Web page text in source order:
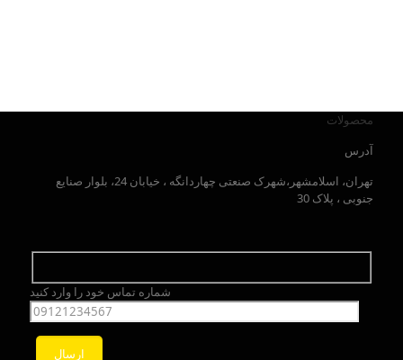
محصولات
آدرس
تهران، اسلامشهر،شهرک صنعتی چهاردانگه ، خیابان 24، بلوار صنایع
جنوبی ، پلاک 30
شماره تماس خود را وارد کنید